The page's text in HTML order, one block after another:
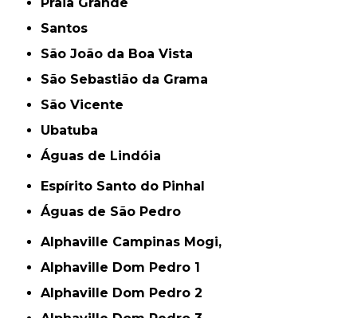
Santos
São João da Boa Vista
São Sebastião da Grama
São Vicente
Ubatuba
Águas de Lindóia
Espírito Santo do Pinhal
Águas de São Pedro
Alphaville Campinas Mogi,
Alphaville Dom Pedro 1
Alphaville Dom Pedro 2